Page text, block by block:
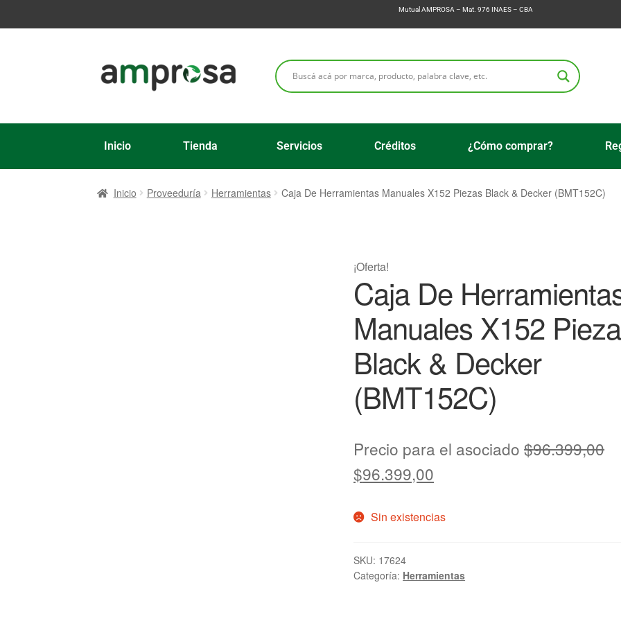
Mutual AMPROSA – Mat. 976 INAES – CBA
Inicio Tienda Servicios Créditos ¿Cómo comprar?
Inicio Proveeduría Herramientas Caja De Herramientas Manuales X152 Piezas Black & Decker (BMT152C)
¡Oferta!
Caja De
Manuales X152
Black & Decker
(BMT152C)
Precio para el asociado$96.399,00
$96.399,00
Sin existencias
SKU: 17624
Categoría: Herramientas